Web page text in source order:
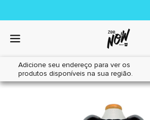
Adicione seu endereço para ver os
produtos disponíveis na sua região.
Home|Cães|Acessórios